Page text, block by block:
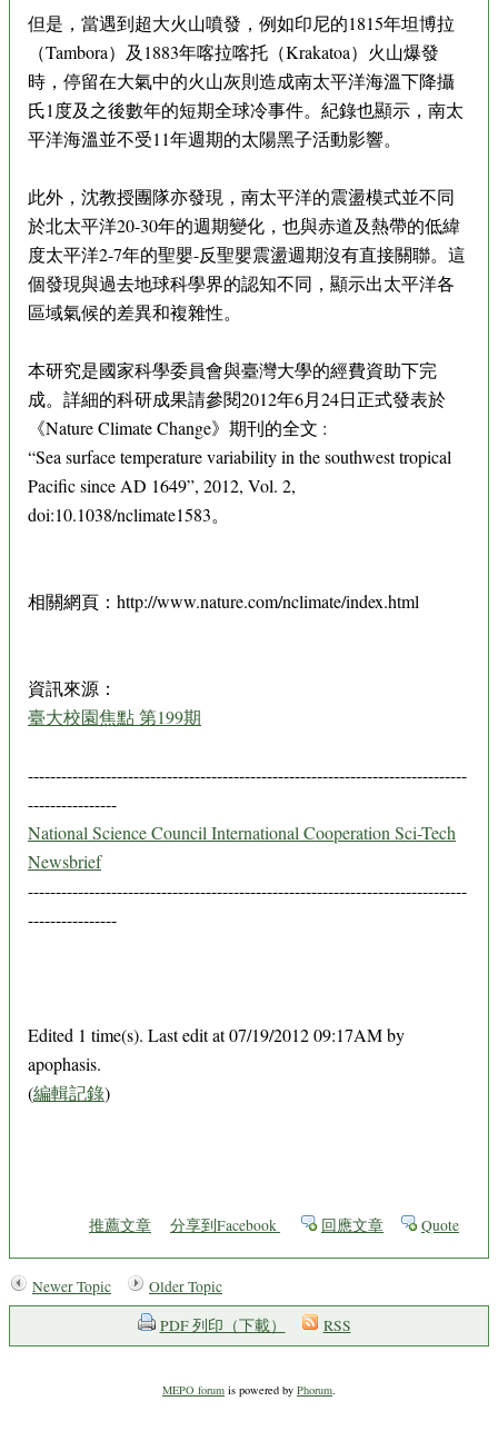
但是，當遇到超大火山噴發，例如印尼的1815年坦博拉
（Tambora）及1883年喀拉喀托（Krakatoa）火山爆發
時，停留在大氣中的火山灰則造成南太平洋海溫下降攝
氏1度及之後數年的短期全球冷事件。紀錄也顯示，南太
平洋海溫並不受11年週期的太陽黑子活動影響。
此外，沈教授團隊亦發現，南太平洋的震盪模式並不同
於北太平洋20-30年的週期變化，也與赤道及熱帶的低緯
度太平洋2-7年的聖嬰-反聖嬰震盪週期沒有直接關聯。這
個發現與過去地球科學界的認知不同，顯示出太平洋各
區域氣候的差異和複雜性。
本研究是國家科學委員會與臺灣大學的經費資助下完
成。詳細的科研成果請參閱2012年6月24日正式發表於
《Nature Climate Change》期刊的全文 :
“Sea surface temperature variability in the southwest tropical
Pacific since AD 1649”, 2012, Vol. 2,
doi:10.1038/nclimate1583。
相關網頁：http://www.nature.com/nclimate/index.html
資訊來源：
臺大校園焦點 第199期
-------------------------------------------------------------------------------
----------------
National Science Council International Cooperation Sci-Tech
Newsbrief
-------------------------------------------------------------------------------
----------------
Edited 1 time(s). Last edit at 07/19/2012 09:17AM by
apophasis.
(編輯記錄)
推薦文章 分享到Facebook 回應文章 Quote
Newer Topic
Older Topic
PDF 列印（下載）
RSS
MEPO forum is powered by Phorum.